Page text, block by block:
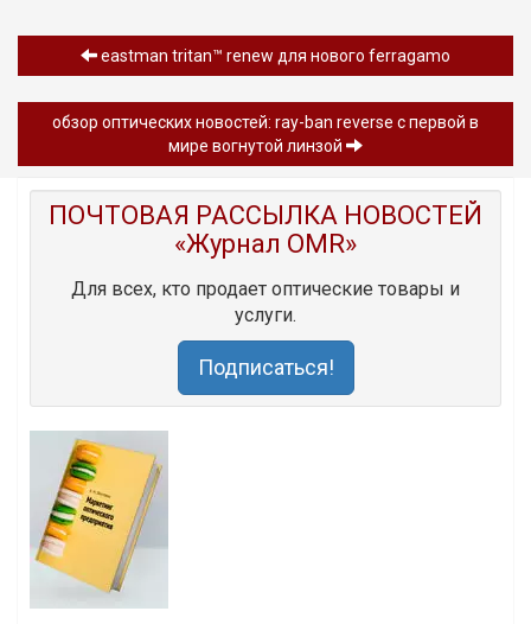
eastman tritan™ renew для нового ferragamo
обзор оптических новостей: ray-ban reverse с первой в
мире вогнутой линзой
ПОЧТОВАЯ РАССЫЛКА НОВОСТЕЙ
«Журнал OMR»
Для всех, кто продает оптические товары и
услуги.
Подписаться!